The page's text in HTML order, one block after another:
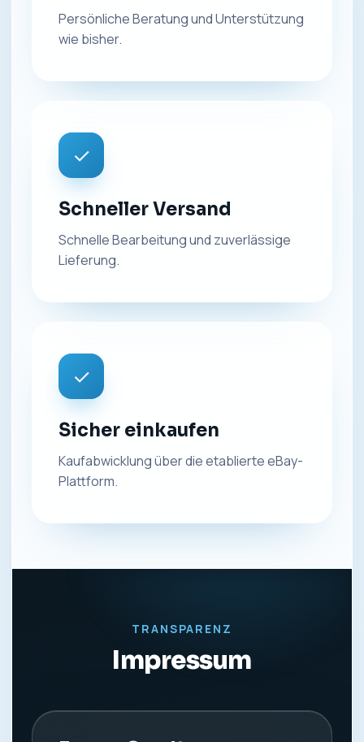
Persönliche Beratung und Unterstützung
wie bisher.
✓
Schneller Versand
Schnelle Bearbeitung und zuverlässige
Lieferung.
✓
Sicher einkaufen
Kaufabwicklung über die etablierte eBay-
Plattform.
TRANSPARENZ
Impressum